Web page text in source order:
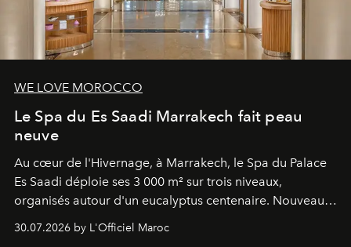
WE LOVE MOROCCO
Le Spa du Es Saadi Marrakech fait peau
neuve
Au cœur de l'Hivernage, à Marrakech, le Spa du Palace
Es Saadi déploie ses 3 000 m² sur trois niveaux,
organisés autour d'un eucalyptus centenaire. Nouveau
Lobby Bien-Être et Beauté, exclusivité mondiale en
neuro-cosmétique, parcours thermal et studio dédié au
30.07.2026 by L'Officiel Maroc